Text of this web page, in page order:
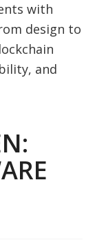
with
design to
and